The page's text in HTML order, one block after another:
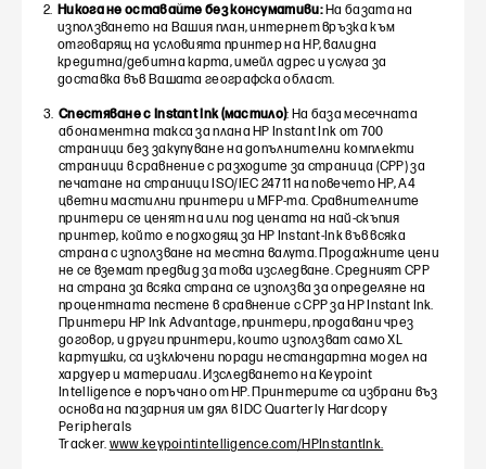
Никога не оставайте без консумативи:На базата на
използването на Вашия план, интернет връзка към
отговарящ на условията принтер на HP, валидна
кредитна/дебитна карта, имейл адрес и услуга за
доставка във Вашата географска област.
Спестяване с Instant Ink (мастило): На база месечната
абонаментна такса за плана HP Instant Ink от 700
страници без закупуване на допълнителни комплекти
страници в сравнение с разходите за страница (CPP) за
печатане на страници ISO/IEC 24711 на повечето HP, A4
цветни мастилни принтери и MFP-та. Сравнителните
принтери се ценят на или под цената на най-скъпия
принтер, който е подходящ за HP Instant-Ink във всяка
страна с използване на местна валута. Продажните цени
не се вземат предвид за това изследване. Средният CPP
на страна за всяка страна се използва за определяне на
процентната пестене в сравнение с CPP за HP Instant Ink.
Принтери HP Ink Advantage, принтери, продавани чрез
договор, и други принтери, които използват само XL
картушки, са изключени поради нестандартна модел на
хардуер и материали. Изследването на Keypoint
Intelligence е поръчано от HP. Принтерите са избрани въз
основа на пазарния им дял в IDC Quarterly Hardcopy
Peripherals
Tracker. www.keypointintelligence.com/HPInstantInk.